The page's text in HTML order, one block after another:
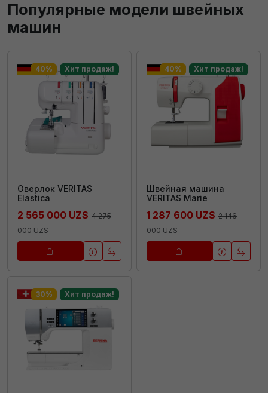
Популярные модели швейных
машин
40% Хит продаж!
Оверлок VERITAS
Elastica
2 565 000 UZS 4 275
000 UZS
40% Хит продаж!
Швейная машина
VERITAS Marie
1 287 600 UZS 2 146
000 UZS
30% Хит продаж!